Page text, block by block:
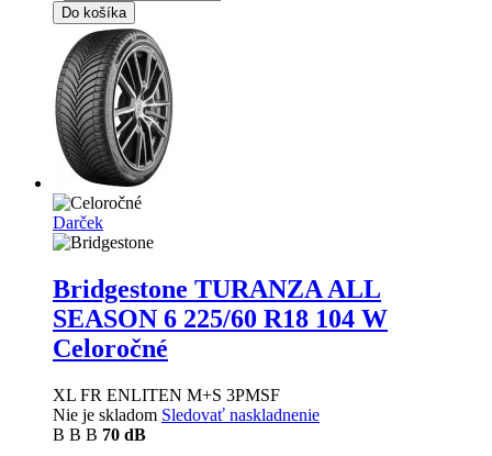
Do košíka
Darček
Bridgestone TURANZA ALL
SEASON 6 225/60 R18 104 W
Celoročné
XL FR ENLITEN M+S 3PMSF
Nie je skladom Sledovať naskladnenie
B B B 70 dB